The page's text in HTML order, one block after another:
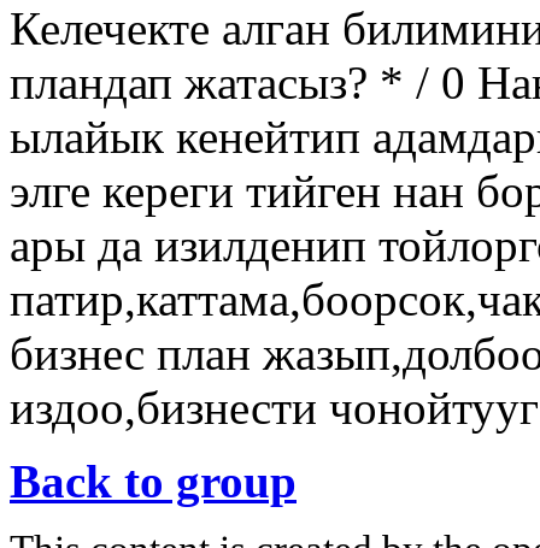
Келечекте алган
пландап жатасыз? * / 0
ылайык кенейтип
элге кереги тийген нан
ары да изилденип
бизнес план
издоо,бизнести
Back to group